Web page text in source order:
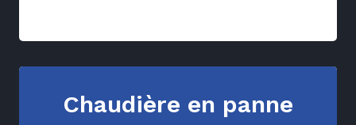
Chaudière en panne